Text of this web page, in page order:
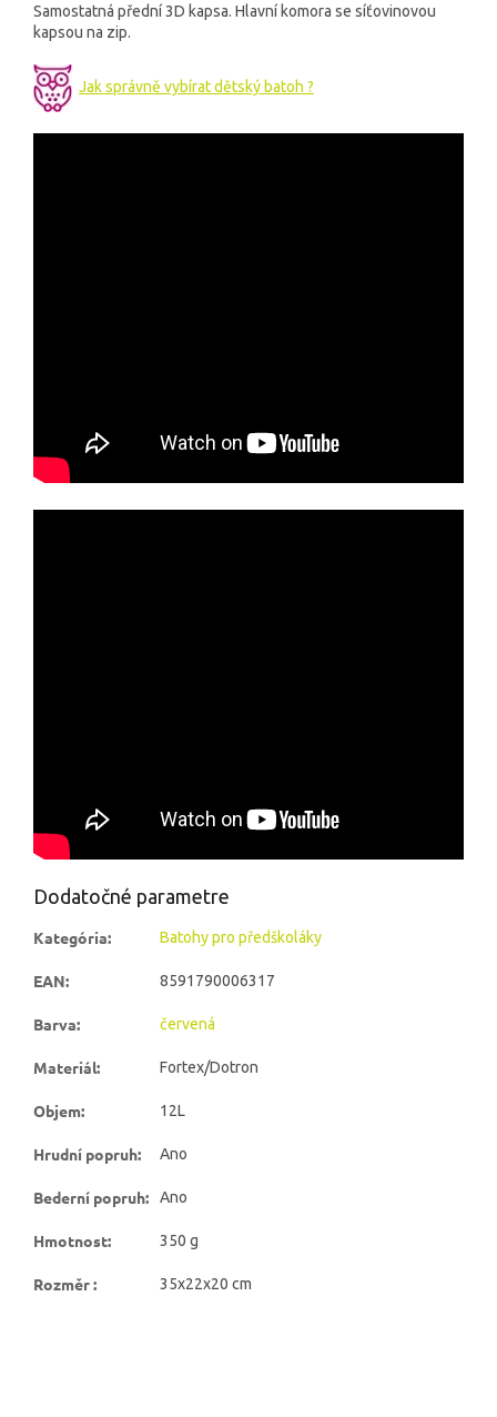
Samostatná přední 3D kapsa. Hlavní komora se síťovinovou
kapsou na zip.
Jak správně vybírat dětský batoh ?
Dodatočné parametre
Kategória: Batohy pro předškoláky
EAN: 8591790006317
Barva: červená
Materiál: Fortex/Dotron
Objem: 12L
Hrudní popruh: Ano
Bederní popruh: Ano
Hmotnost: 350 g
Rozměr: 35x22x20 cm